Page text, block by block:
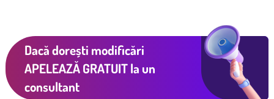
Dacă dorești modificări
APELEAZĂ GRATUITla un
consultant